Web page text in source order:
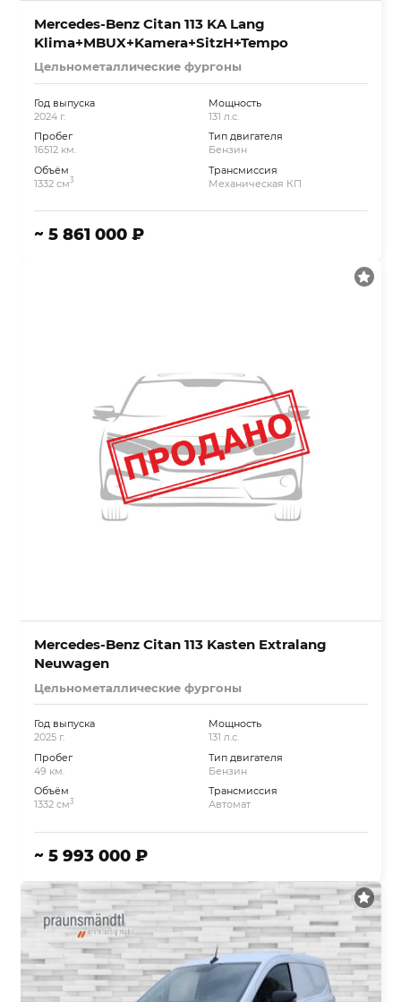
Mercedes-Benz Citan 113 KA Lang
Klima+MBUX+Kamera+SitzH+Tempo
Цельнометаллические фургоны
Год выпуска
2024 г.
Пробег
16512 км.
Объём
1332 см3
Мощность
131 л.с.
Тип двигателя
Бензин
Трансмиссия
Механическая КП
~ 5 861 000 ₽
Mercedes-Benz Citan 113 Kasten Extralang
Neuwagen
Цельнометаллические фургоны
Год выпуска
2025 г.
Пробег
49 км.
Объём
1332 см3
Мощность
131 л.с.
Тип двигателя
Бензин
Трансмиссия
Автомат
~ 5 993 000 ₽